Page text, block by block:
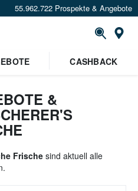
55.962.722 Prospekte & Angebote
festlegen
CASHBACK
&
Frische sind aktuell alle